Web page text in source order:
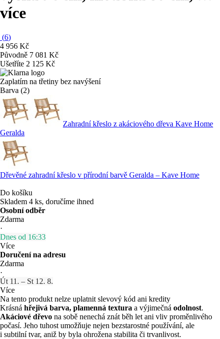
více
(6)
4 956 Kč
Původně 7 081 Kč
Ušetříte 2 125 Kč
Zaplatím na třetiny bez navýšení
Barva (2)
Zahradní křeslo z akáciového dřeva Kave Home
Geralda
Dřevěné zahradní křeslo v přírodní barvě Geralda – Kave Home
Do košíku
Skladem 4 ks, doručíme ihned
Osobní odběr
Zdarma
·
Dnes od 16:33
Více
Doručení na adresu
Zdarma
·
Út 11. – St 12. 8.
Více
Na tento produkt nelze uplatnit slevový kód ani kredity
Krásná hřejivá barva, plamenná textura a výjimečná odolnost.
Akáciové dřevo na sobě nenechá znát běh let ani vliv proměnlivého
počasí. Jeho tuhost umožňuje nejen bezstarostné používání, ale
i subtilní tvar, aniž by byla ohrožena stabilita či trvanlivost.